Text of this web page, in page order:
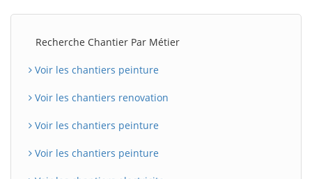
Recherche Chantier Par Métier
Voir les chantiers peinture
Voir les chantiers renovation
Voir les chantiers peinture
Voir les chantiers peinture